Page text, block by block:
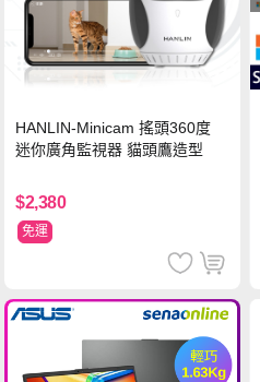
HANLIN-Minicam 搖頭360度
迷你廣角監視器 貓頭鷹造型
$2,380
免運